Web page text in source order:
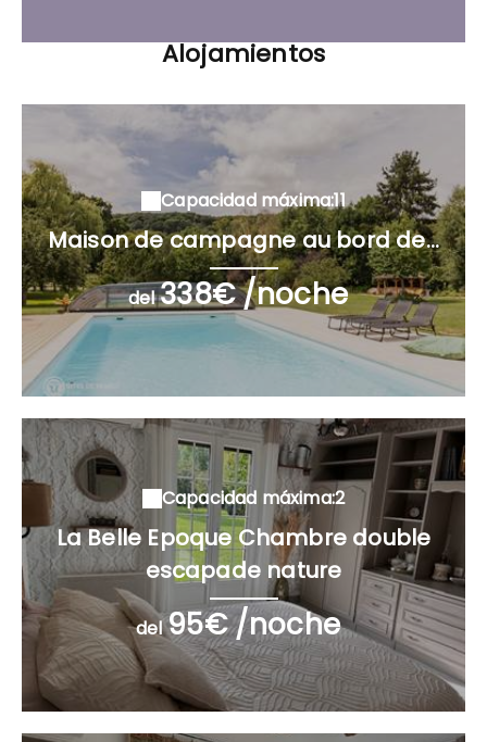
Alojamientos
Capacidad máxima:11
Maison de campagne au bord de...
del338€ /noche
Capacidad máxima:2
La Belle Epoque Chambre double
escapade nature
del95€ /noche